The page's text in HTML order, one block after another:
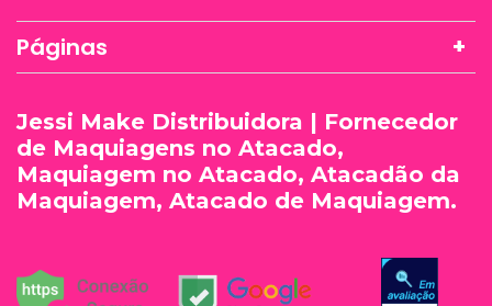
Páginas
Jessi Make Distribuidora | Fornecedor
de Maquiagens no Atacado,
Maquiagem no Atacado, Atacadão da
Maquiagem, Atacado de Maquiagem.